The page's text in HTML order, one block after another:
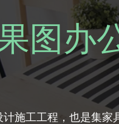
图办
施工工程，也是集